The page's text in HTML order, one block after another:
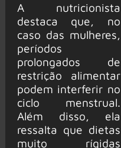
A nutricionista
destaca que, no
caso das mulheres,
períodos
prolongados de
restrição alimentar
podem interferir no
ciclo menstrual.
Além disso, ela
ressalta que dietas
muito rígidas